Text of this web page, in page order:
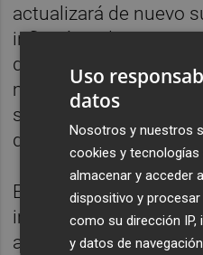
actualizará de nuevo
inflación y de
de ello, Lagarde y el
monetarios europeos,
sus apretadas
de julio.
Esta es la fecha
impuesto a sus socios
alcanzar un acuerdo y
Uso
datos
Nosotros y nuestros
cookies y tecnologías
almacenar y acceder
dispositivo y
como su dirección
y datos de